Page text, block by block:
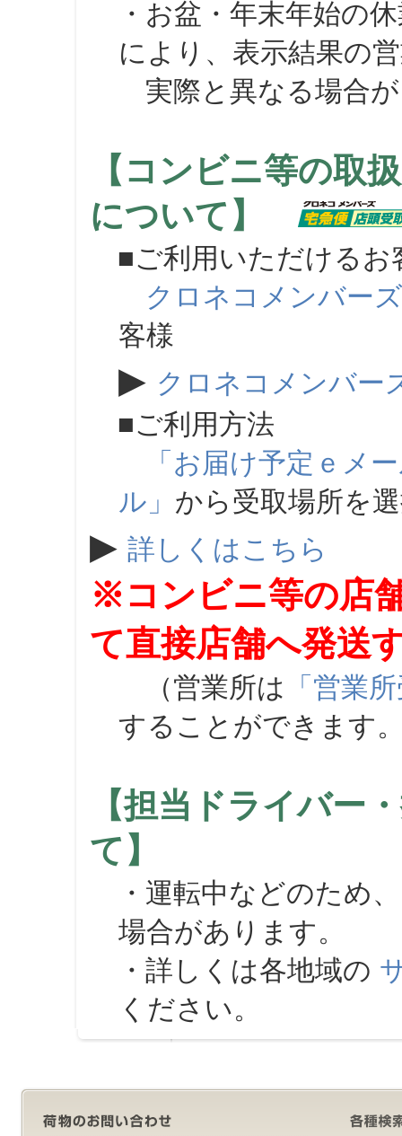
・お盆・年末年始の
により、表示結果の
実際と異なる場合が
【コンビニ等の取
について】
■ご利用いただけるお
クロネコメンバーズ
客様
▶ クロネコメンバー
■ご利用方法
「お届け予定ｅメ
ル」 から受取場所を
▶ 詳しくはこちら
※コンビニ等の店
て直接店舗へ発送
（営業所は 「営業
することができます
【担当ドライバー
て】
・運転中などのため
場合があります。
・詳しくは各地域の
ください。